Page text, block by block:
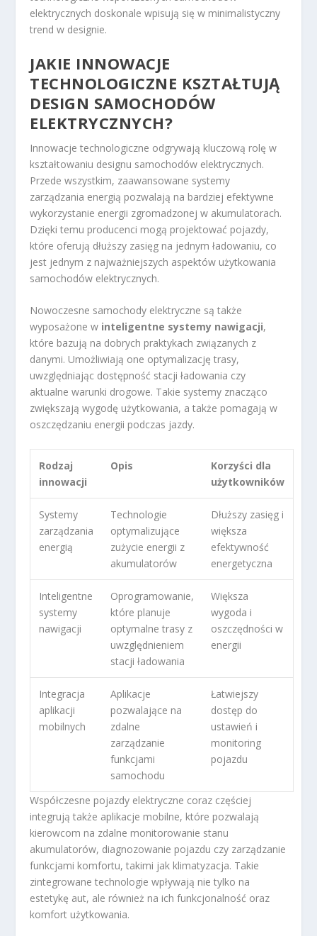
elektrycznych doskonale wpisują się w minimalistyczny
trend w designie.
JAKIE INNOWACJE
TECHNOLOGICZNE KSZTAŁTUJĄ
DESIGN SAMOCHODÓW
ELEKTRYCZNYCH?
Innowacje technologiczne odgrywają kluczową rolę w
kształtowaniu designu samochodów elektrycznych.
Przede wszystkim, zaawansowane systemy
zarządzania energią pozwalają na bardziej efektywne
wykorzystanie energii zgromadzonej w akumulatorach.
Dzięki temu producenci mogą projektować pojazdy,
które oferują dłuższy zasięg na jednym ładowaniu, co
jest jednym z najważniejszych aspektów użytkowania
samochodów elektrycznych.
Nowoczesne samochody elektryczne są także
wyposażone w inteligentne systemy nawigacji,
które bazują na dobrych praktykach związanych z
danymi. Umożliwiają one optymalizację trasy,
uwzględniając dostępność stacji ładowania czy
aktualne warunki drogowe. Takie systemy znacząco
zwiększają wygodę użytkowania, a także pomagają w
oszczędzaniu energii podczas jazdy.
Rodzaj
innowacji
Opis
Korzyści dla
użytkowników
Systemy
zarządzania
energią
Technologie
optymalizujące
zużycie energii z
akumulatorów
Dłuższy zasięg i
większa
efektywność
energetyczna
Inteligentne
systemy
nawigacji
Oprogramowanie,
które planuje
optymalne trasy z
uwzględnieniem
stacji ładowania
Większa
wygoda i
oszczędności w
energii
Integracja
aplikacji
mobilnych
Aplikacje
pozwalające na
zdalne
zarządzanie
funkcjami
samochodu
Łatwiejszy
dostęp do
ustawień i
monitoring
pojazdu
Współczesne pojazdy elektryczne coraz częściej
integrują także aplikacje mobilne, które pozwalają
kierowcom na zdalne monitorowanie stanu
akumulatorów, diagnozowanie pojazdu czy zarządzanie
funkcjami komfortu, takimi jak klimatyzacja. Takie
zintegrowane technologie wpływają nie tylko na
estetykę aut, ale również na ich funkcjonalność oraz
komfort użytkowania.